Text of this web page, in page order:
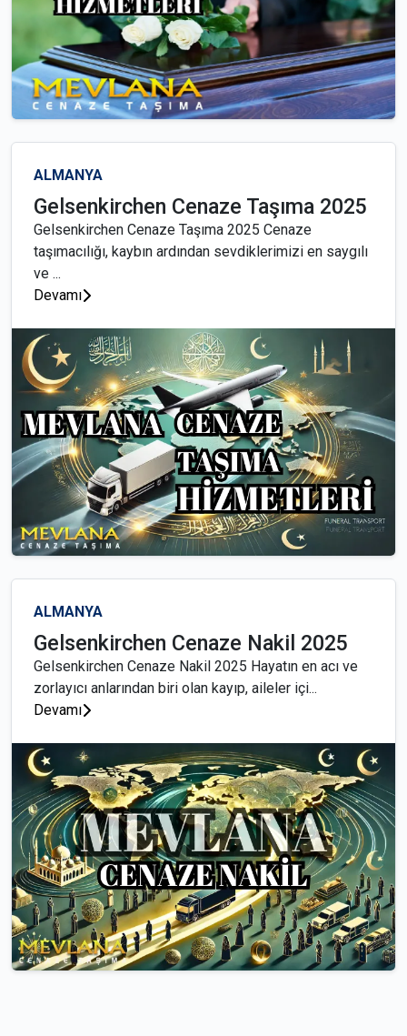
ALMANYA
Gelsenkirchen Cenaze Taşıma 2025
Gelsenkirchen Cenaze Taşıma 2025 Cenaze
taşımacılığı, kaybın ardından sevdiklerimizi en saygılı
ve ...
Devamı
ALMANYA
Gelsenkirchen Cenaze Nakil 2025
Gelsenkirchen Cenaze Nakil 2025 Hayatın en acı ve
zorlayıcı anlarından biri olan kayıp, aileler içi...
Devamı